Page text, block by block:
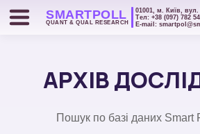
SMARTPOLL
QUANT & QUAL RESEARCH
01001, м. Київ,
Тел: +38 (097) 782
Е-mail:
АРХІВ
Пошук по базі даних Smart